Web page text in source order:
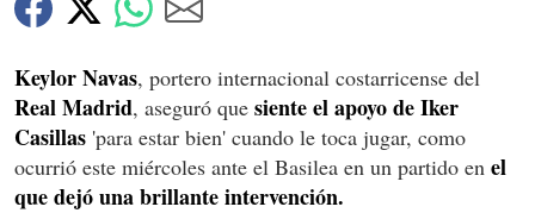
Keylor Navas, portero internacional costarricense del
Real Madrid, aseguró que siente el apoyo de Iker
Casillas 'para estar bien' cuando le toca jugar, como
ocurrió este miércoles ante el Basilea en un partido en el
que dejó una brillante intervención.